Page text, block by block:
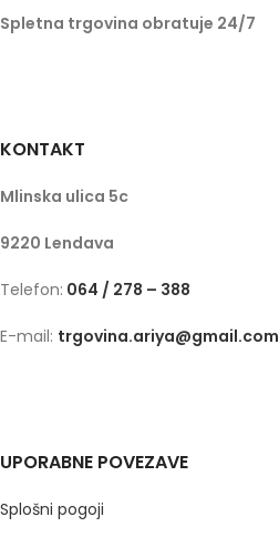
Spletna trgovina obratuje 24/7
KONTAKT
Mlinska ulica 5c
9220 Lendava
Telefon: 064 / 278 – 388
E-mail: trgovina.ariya@gmail.com
UPORABNE POVEZAVE
Splošni pogoji